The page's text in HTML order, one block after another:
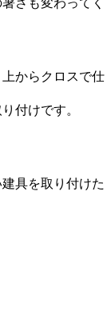
からクロスで仕
付けです。
具を取り付けた